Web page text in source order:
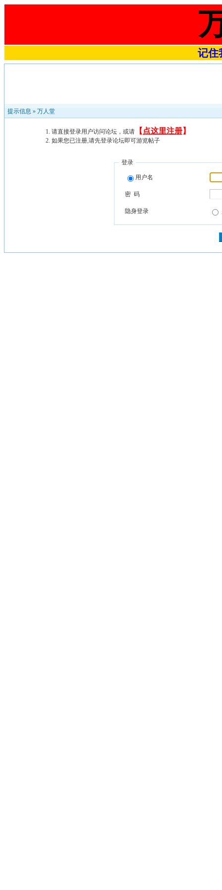
记住
提示信息 » 万人堂
请直接登录用户访问论坛，或请 【 点这里注册】
如果您已注册,请先登录论坛即可游览帖子
登录
用户名
密 码
隐身登录